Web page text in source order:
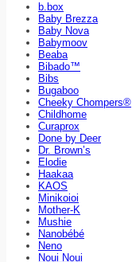
b.box
Baby Brezza
Baby Nova
Babymoov
Beaba
Bibado™
Bibs
Bugaboo
Cheeky Chompers®
Childhome
Curaprox
Done by Deer
Dr. Brown’s
Elodie
Haakaa
KAOS
Minikoioi
Mother-K
Mushie
Nanobébé
Neno
Noui Noui